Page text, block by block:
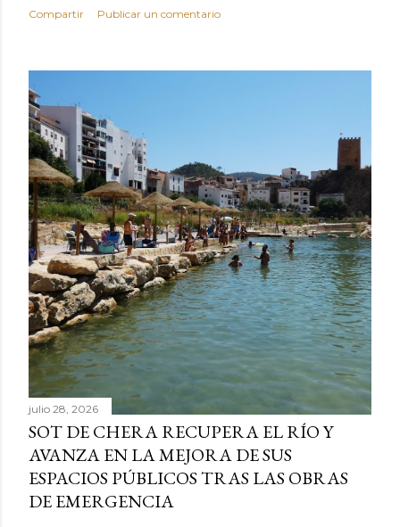
Compartir Publicar un comentario
julio 28, 2026
SOT DE CHERA RECUPERA EL RÍO Y
AVANZA EN LA MEJORA DE SUS
ESPACIOS PÚBLICOS TRAS LAS OBRAS
DE EMERGENCIA